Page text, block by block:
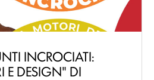
INCROCIATI:
E DESIGN" DI